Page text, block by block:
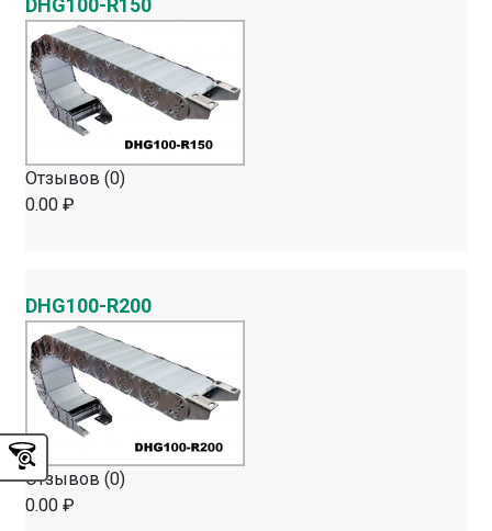
DHG100-R150
Отзывов (0)
0.00 ₽
DHG100-R200
Отзывов (0)
0.00 ₽